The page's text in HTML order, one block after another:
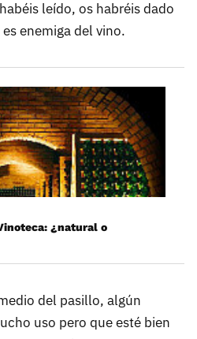
leído, os habréis dado
enemiga del vino.
¿natural o
del pasillo, algún
uso pero que esté bien